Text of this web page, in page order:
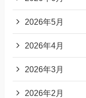
2026年5月
2026年4月
2026年3月
2026年2月